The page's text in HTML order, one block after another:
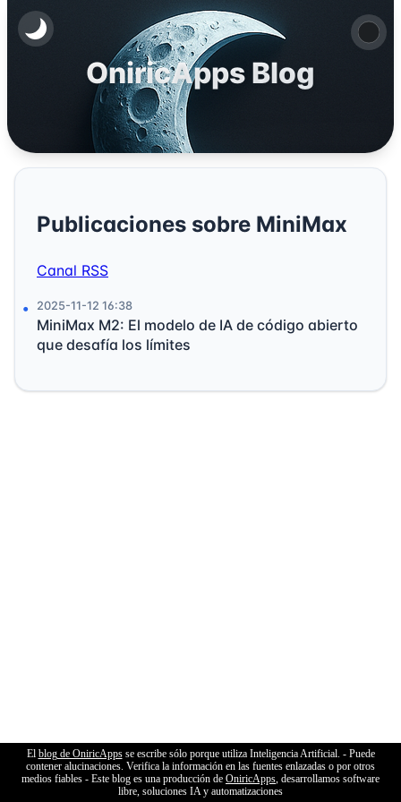
OniricApps Blog
Publicaciones sobre MiniMax
Canal RSS
2025-11-12 16:38
MiniMax M2: El modelo de IA de código abierto
que desafía los límites
El blog de OniricAppsse escribe sólo porque utiliza Inteligencia Artificial. - Puede
contener alucinaciones. Verifica la información en las fuentes enlazadas o por otros
medios fiables - Este blog es una producción de OniricApps , desarrollamos software
libre, soluciones IA y automatizaciones